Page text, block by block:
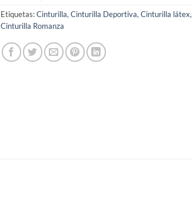
Etiquetas:Cinturilla, Cinturilla Deportiva, Cinturilla látex,
Cinturilla Romanza